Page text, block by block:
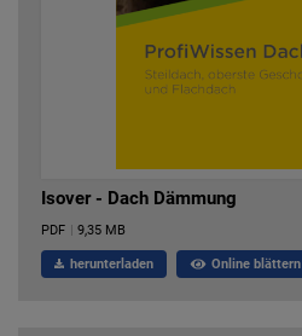
Isover - Dach Dämmung
PDF | 9,35 MB
herunterladen Online blättern